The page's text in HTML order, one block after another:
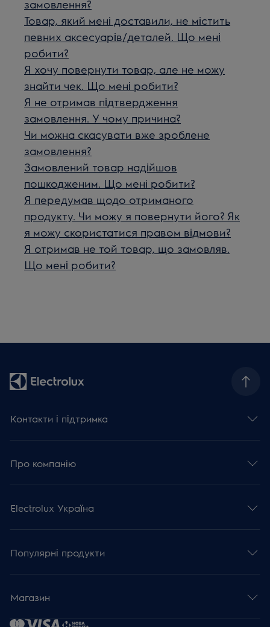
замовлення?
Товар, який мені доставили, не містить
певних аксесуарів/деталей. Що мені
робити?
Я хочу повернути товар, але не можу
знайти чек. Що мені робити?
Я не отримав підтвердження
замовлення. У чому причина?
Чи можна скасувати вже зроблене
замовлення?
Замовлений товар надійшов
пошкодженим. Що мені робити?
Я передумав щодо отриманого
продукту. Чи можу я повернути його? Як
я можу скористатися правом відмови?
Я отримав не той товар, що замовляв.
Що мені робити?
Контакти і підтримка
Про компанію
Electrolux Україна
Популярні продукти
Магазин